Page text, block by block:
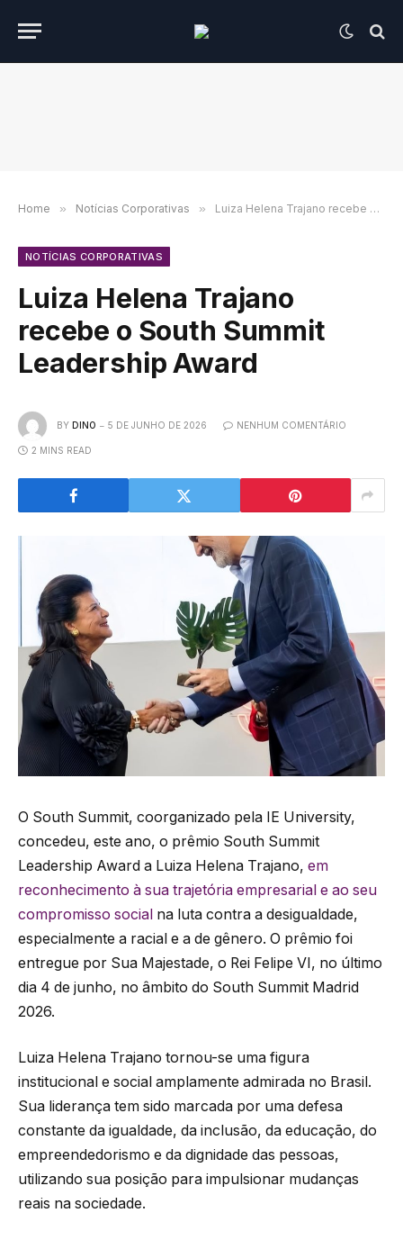
Home » Notícias Corporativas » Luiza Helena Trajano recebe o South Summit Leadership Award
NOTÍCIAS CORPORATIVAS
Luiza Helena Trajano
recebe o South Summit
Leadership Award
BY DINO 5 DE JUNHO DE 2026 NENHUM COMENTÁRIO
2 MINS READ
O South Summit, coorganizado pela IE University,
concedeu, este ano, o prêmio South Summit
Leadership Award a Luiza Helena Trajano, em
reconhecimento à sua trajetória empresarial e ao seu
compromisso social na luta contra a desigualdade,
especialmente a racial e a de gênero. O prêmio foi
entregue por Sua Majestade, o Rei Felipe VI, no último
dia 4 de junho, no âmbito do South Summit Madrid
2026.
Luiza Helena Trajano tornou-se uma figura
institucional e social amplamente admirada no Brasil.
Sua liderança tem sido marcada por uma defesa
constante da igualdade, da inclusão, da educação, do
empreendedorismo e da dignidade das pessoas,
utilizando sua posição para impulsionar mudanças
reais na sociedade.